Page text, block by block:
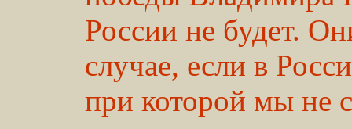
России не будет.
случае, если в
при которой мы не